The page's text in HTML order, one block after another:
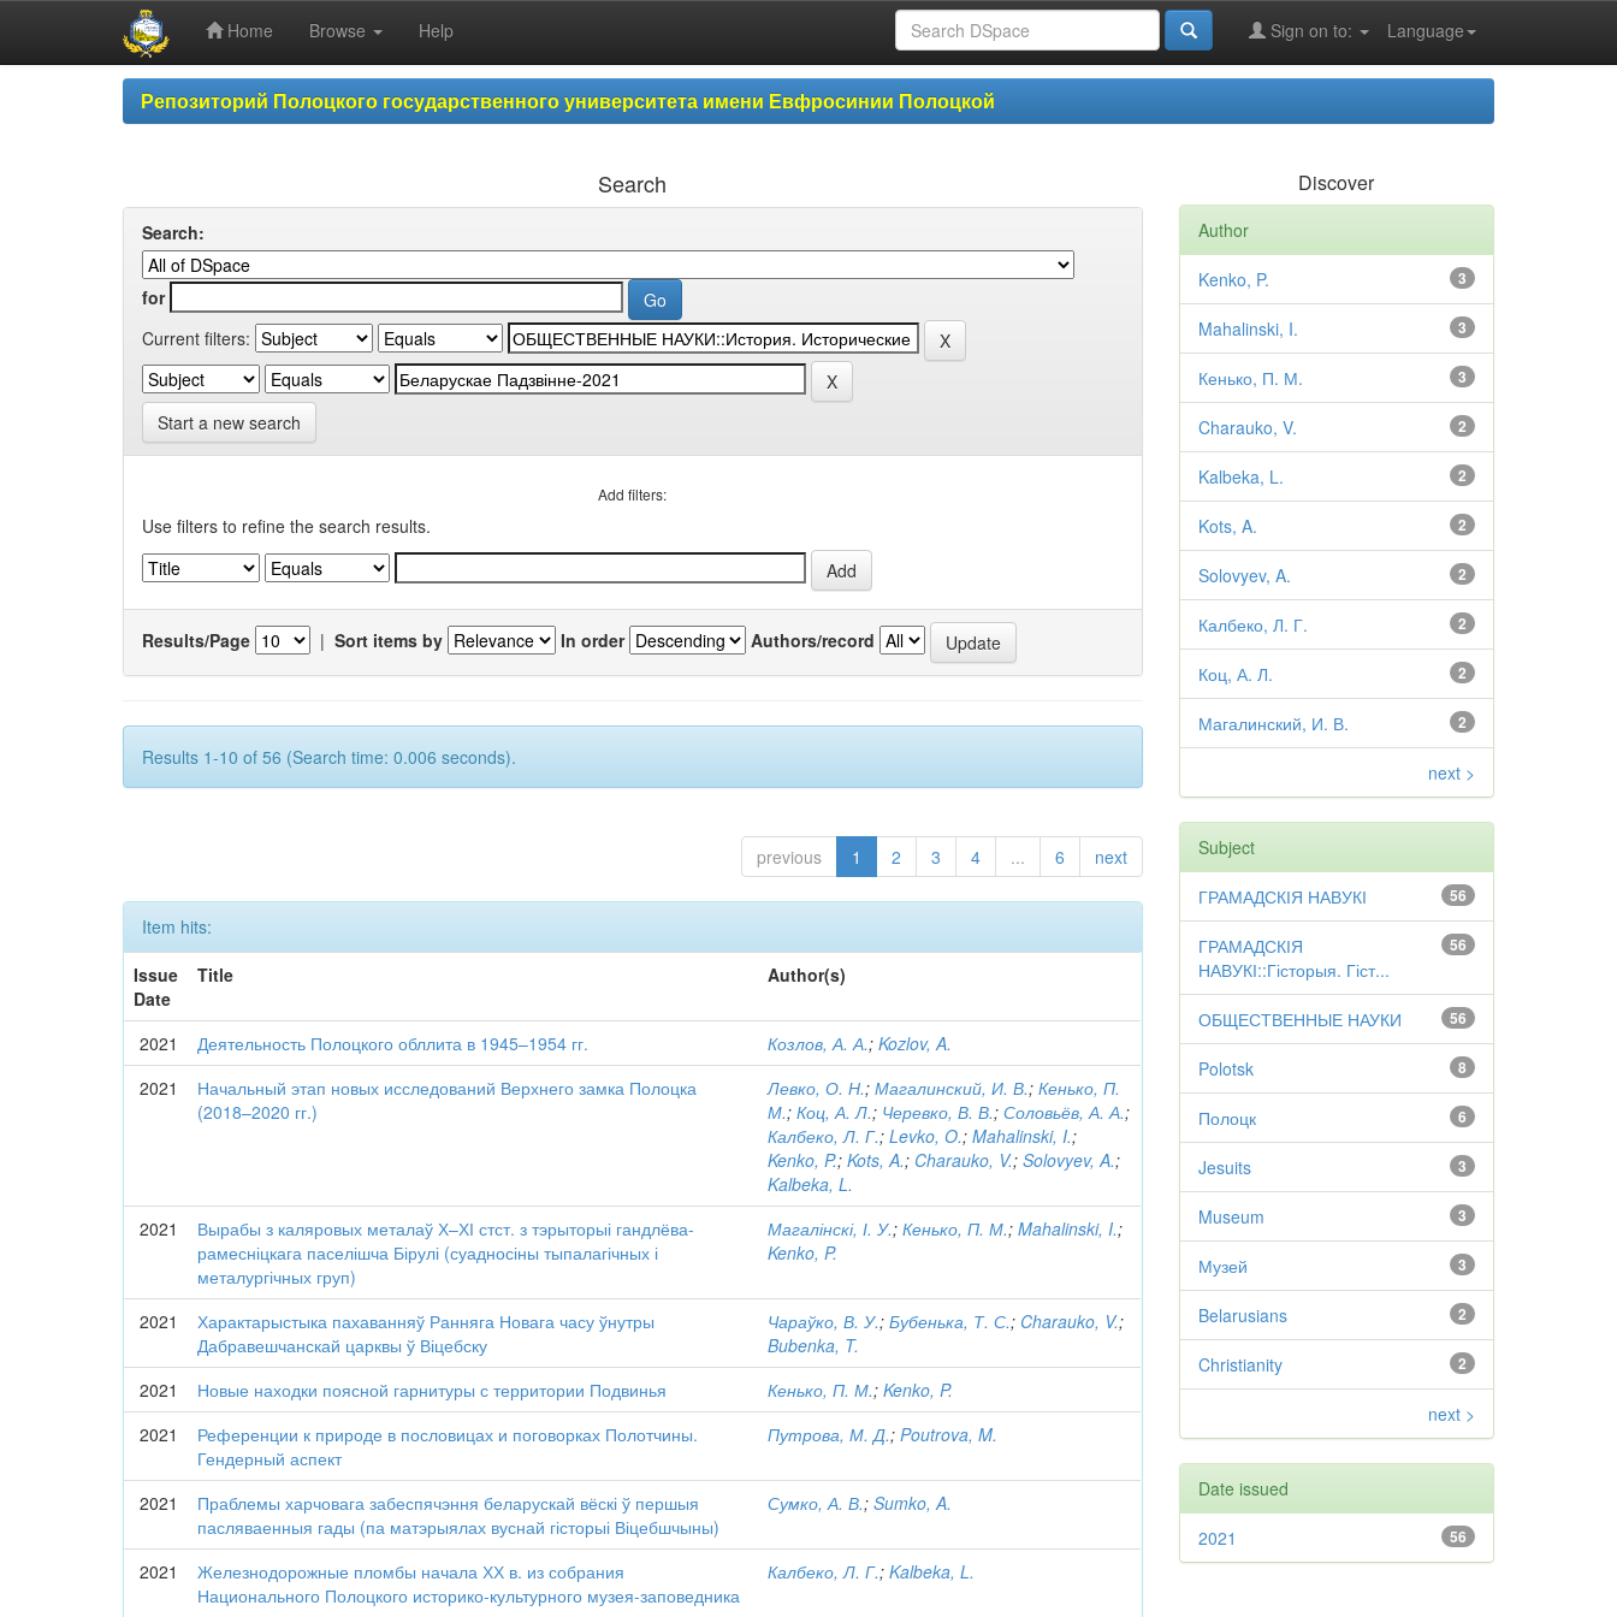
Home Browse Help Language
Sign on to:
Репозиторий Полоцкого государственного университета имени Евфросинии Полоцкой
Search
Search:
for
Current filters:
Start a new search
Add filters:
Use filters to refine the search results.
Results/Page | Sort items by In order Authors/record
Results 1-10 of 56 (Search time: 0.006 seconds).
previous 1 2 3 4 ... 6 next
Item hits:
Issue
Date
Title Author(s)
2021 Деятельность Полоцкого обллита в 1945–1954 гг. Козлов, А. А.;Kozlov, A.
2021
Начальный этап новых исследований Верхнего замка Полоцка
(2018–2020 гг.)
Левко, О. Н.;Магалинский, И. В.;Кенько, П.
М.;Коц, А. Л.; Черевко, В. В.;Соловьёв, А. А.;
Калбеко, Л. Г.;Levko, O.;Mahalinski, I.;
Kenko, P.;Kots, A.; Charauko, V.;Solovyev, A.;
Kalbeka, L.
2021
Вырабы з каляровых металаў Х–ХІ стст. з тэрыторыі гандлёва-
рамесніцкага паселішча Бірулі (суадносіны тыпалагічных і
металургічных груп)
Магалінскі, І. У.;Кенько, П. М.;Mahalinski, I.;
Kenko, P.
2021
Характарыстыка пахаванняў Ранняга Новага часу ўнутры
Дабравешчанскай царквы ў Віцебску
Чараўко, В. У.;Бубенька, Т. С.; Charauko, V.;
Bubenka, T.
2021
Новые находки поясной гарнитуры с территории Подвинья Кенько, П. М.;Kenko, P.
2021
Референции к природе в пословицах и поговорках Полотчины.
Гендерный аспект
Путрова, М. Д.;Poutrova, M.
2021
Праблемы харчовага забеспячэння беларускай вёскі ў першыя
пасляваенныя гады (па матэрыялах вуснай гісторыі Віцебшчыны)
Сумко, А. В.;Sumko, A.
2021
Железнодорожные пломбы начала ХХ в. из собрания
Национального Полоцкого историко-культурного музея-заповедника
Калбеко, Л. Г.;Kalbeka, L.
Discover
Author
3
Kenko, P.
3
Mahalinski, I.
3
Кенько, П. М.
2
Charauko, V.
2
Kalbeka, L.
2
Kots, A.
2
Solovyev, A.
2
Калбеко, Л. Г.
2
Коц, А. Л.
2
Магалинский, И. В.
next >
Subject
56
ГРАМАДСКІЯ НАВУКІ
56
ГРАМАДСКІЯ
НАВУКІ::Гісторыя. Гіст...
56
ОБЩЕСТВЕННЫЕ НАУКИ
8
Polotsk
6
Полоцк
3
Jesuits
3
Museum
3
Музей
2
Belarusians
2
Christianity
next >
Date issued
56
2021